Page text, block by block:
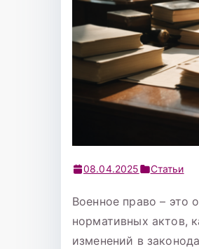
08.04.2025 Статьи
Военное право – это
нормативных актов,
изменений в